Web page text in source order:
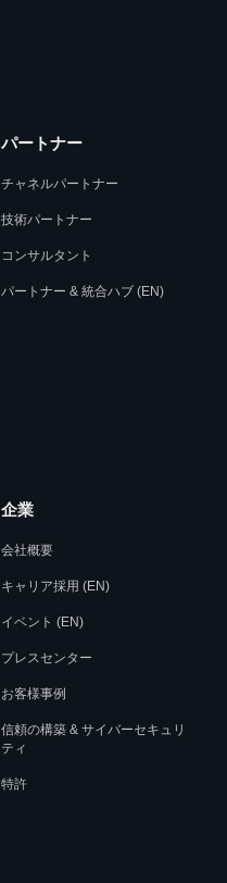
パートナー
チャネルパートナー
技術パートナー
コンサルタント
パートナー & 統合ハブ (EN)
企業
会社概要
キャリア採用 (EN)
イベント (EN)
プレスセンター
お客様事例
信頼の構築 & サイバーセキュリ
ティ
特許